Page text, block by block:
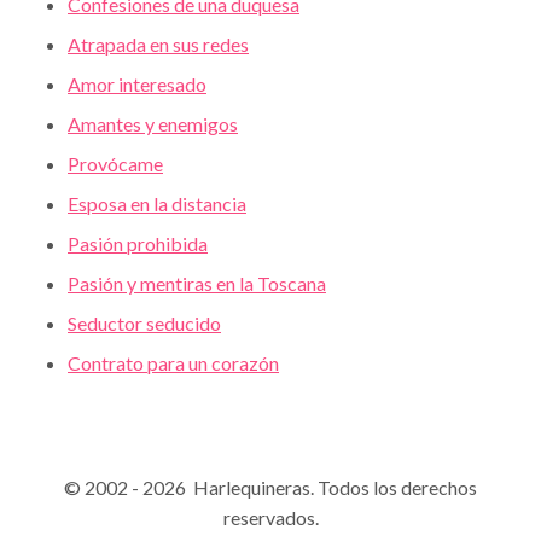
Atrapada en sus redes
Amor interesado
Amantes y enemigos
Provócame
Esposa en la distancia
Pasión prohibida
Pasión y mentiras en la Toscana
Seductor seducido
Contrato para un corazón
© 2002 - 2026 Harlequineras. Todos los derechos
reservados.